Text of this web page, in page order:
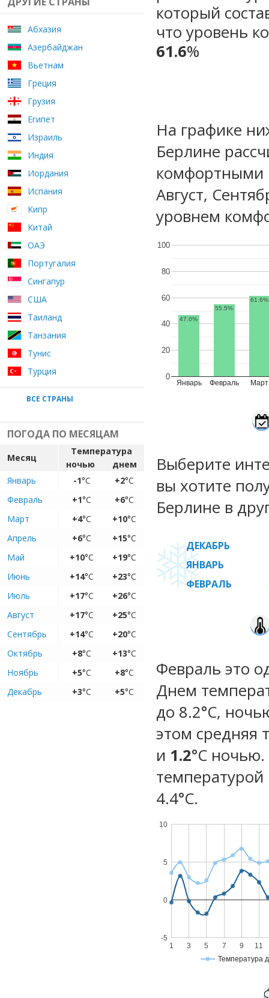
Абхазия
Азербайджан
Вьетнам
Греция
Грузия
Египет
Израиль
Индия
Иордания
Испания
Кипр
Китай
ОАЭ
Португалия
Сингапур
США
Таиланд
Танзания
Тунис
Турция
ВСЕ СТРАНЫ
ПОГОДА ПО МЕСЯЦАМ
Месяц
Температура
ночью
днем
Январь
-1°C +2°C
Февраль
+1°C +6°C
Март
+4°C +10°C
Апрель
+6°C +15°C
Май
+10°C +19°C
Июнь
+14°C +23°C
Июль
+17°C +26°C
Август
+17°C +25°C
Сентябрь
+14°C +20°C
Октябрь
+8°C +13°C
Ноябрь
+5°C +8°C
Декабрь
+3°C +5°C
который
что уровень
61.6%
На графике
Берлине
комфортными
Август,
уровнем
Январь Февраль Март
0
20
40
60
80
100
47.0%
55.5%
61.6%
Выберите
вы хотите
Берлине в
ДЕКАБРЬ
ЯНВАРЬ
ФЕВРАЛЬ
Февраль это
Днем
до 8.2°C,
этом средняя
и 1.2°C
температурой
4.4°С.
Температура
1 3 5 7 9 11
-5
0
5
10